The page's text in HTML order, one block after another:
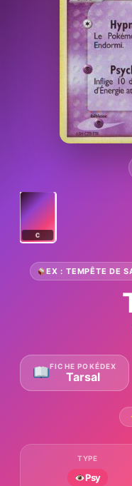
C
EX : TEMPÊTE DE
FICHE POKÉDEX
Tarsal
TYPE
Psy